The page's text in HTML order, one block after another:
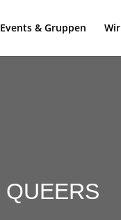
Events & Gruppen Wir